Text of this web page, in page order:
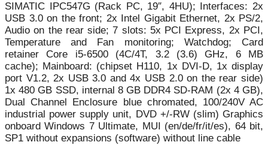
SIMATIC IPC547G (Rack PC, 19″, 4HU); Interfaces: 2x
USB 3.0 on the front; 2x Intel Gigabit Ethernet, 2x PS/2,
Audio on the rear side; 7 slots: 5x PCI Express, 2x PCI,
Temperature and Fan monitoring; Watchdog; Card
retainer Core i5-6500 (4C/4T, 3.2 (3.6) GHz, 6 MB
cache); Mainboard: (chipset H110, 1x DVI-D, 1x display
port V1.2, 2x USB 3.0 and 4x USB 2.0 on the rear side)
1x 480 GB SSD, internal 8 GB DDR4 SD-RAM (2x 4 GB),
Dual Channel Enclosure blue chromated, 100/240V AC
industrial power supply unit, DVD +/-RW (slim) Graphics
onboard Windows 7 Ultimate, MUI (en/de/fr/it/es), 64 bit,
SP1 without expansions (software) without line cable